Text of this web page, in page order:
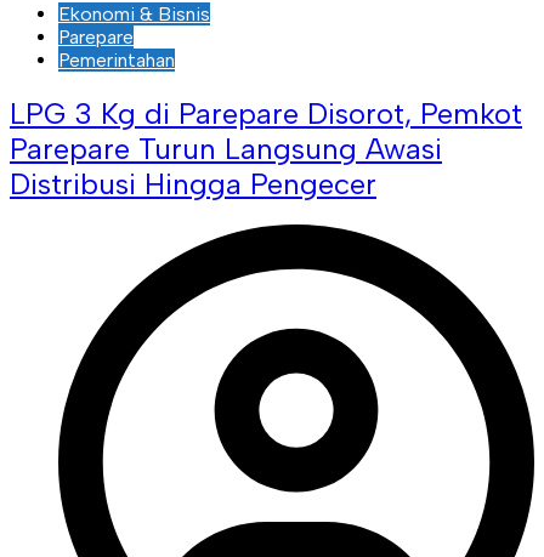
Ekonomi & Bisnis
Parepare
Pemerintahan
LPG 3 Kg di Parepare Disorot, Pemkot
Parepare Turun Langsung Awasi
Distribusi Hingga Pengecer